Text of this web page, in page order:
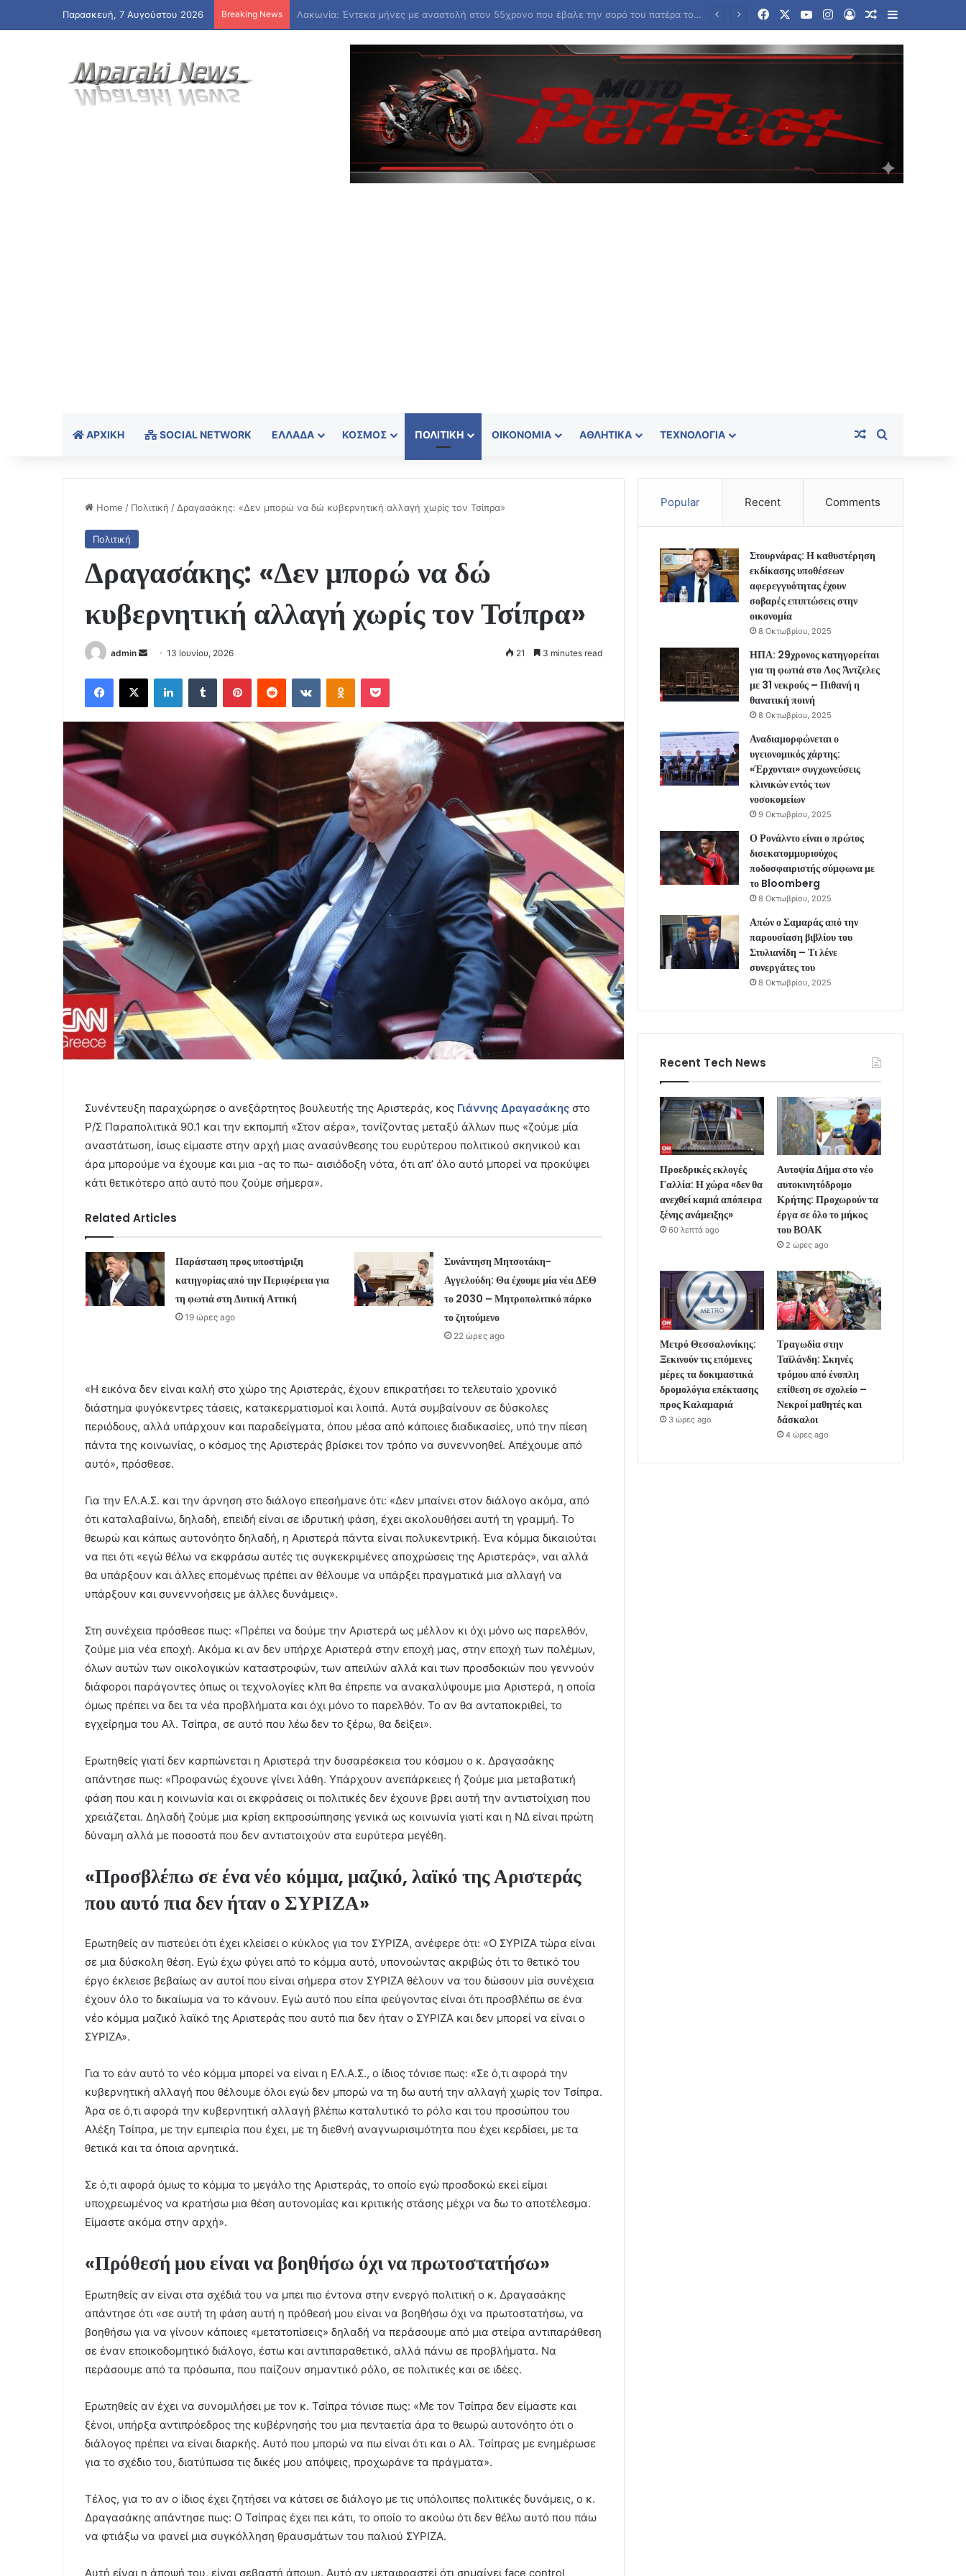
Παρασκευή, 7 Αυγούστου 2026 Breaking News Προεδρικές εκλογές Γαλλία: Η χώρα «δεν θα ανεχθεί καμιά απόπειρα ξένης ανάμειξης» FacebookYouTubeInstagram
Log InRandom Article
Sidebar
ΑΡΧΙΚΉ SOCIAL NETWORK ΕΛΛΆΔΑ ΚΌΣΜΟΣ ΠΟΛΙΤΙΚΉ ΟΙΚΟΝΟΜΊΑ ΑΘΛΗΤΙΚΆ ΤΕΧΝΟΛΟΓΊΑ Random Article
Home / Πολιτική / Δραγασάκης: «Δεν μπορώ να δώ κυβερνητική αλλαγή χωρίς τον Τσίπρα»
Πολιτική
Δραγασάκης: «Δεν μπορώ να δώ
κυβερνητική αλλαγή χωρίς τον Τσίπρα»
admin
Send
email
13 Ιουνίου, 2026 21 3 minutes read
Facebook
X LinkedInTumblr PinterestReddit VKontakteOdnoklassniki
Pocket
Συνέντευξη παραχώρησε ο ανεξάρτητος βουλευτής της Αριστεράς, κος Γιάννης Δραγασάκης στο
Ρ/Σ Παραπολιτικά 90.1 και την εκπομπή «Στον αέρα», τονίζοντας μεταξύ άλλων πως «ζούμε μία
αναστάτωση, ίσως είμαστε στην αρχή μιας ανασύνθεσης του ευρύτερου πολιτικού σκηνικού και
άρα μπορούμε να έχουμε και μια -ας το πω- αισιόδοξη νότα, ότι απ’ όλο αυτό μπορεί να προκύψει
κάτι θετικότερο από αυτό που ζούμε σήμερα».
Related Articles
Παράσταση προς υποστήριξη
κατηγορίας από την Περιφέρεια για
τη φωτιά στη Δυτική Αττική
19 ώρες ago
Συνάντηση Μητσοτάκη-
Αγγελούδη: Θα έχουμε μία νέα ΔΕΘ
το 2030 – Μητροπολιτικό πάρκο
το ζητούμενο
22 ώρες ago
«Η εικόνα δεν είναι καλή στο χώρο της Αριστεράς, έχουν επικρατήσει το τελευταίο χρονικό
διάστημα φυγόκεντρες τάσεις, κατακερματισμοί και λοιπά. Αυτά συμβαίνουν σε δύσκολες
περιόδους, αλλά υπάρχουν και παραδείγματα, όπου μέσα από κάποιες διαδικασίες, υπό την πίεση
πάντα της κοινωνίας, ο κόσμος της Αριστεράς βρίσκει τον τρόπο να συνεννοηθεί. Απέχουμε από
αυτό», πρόσθεσε.
Για την ΕΛ.Α.Σ. και την άρνηση στο διάλογο επεσήμανε ότι: «Δεν μπαίνει στον διάλογο ακόμα, από
ότι καταλαβαίνω, δηλαδή, επειδή είναι σε ιδρυτική φάση, έχει ακολουθήσει αυτή τη γραμμή. Το
θεωρώ και κάπως αυτονόητο δηλαδή, η Αριστερά πάντα είναι πολυκεντρική. Ένα κόμμα δικαιούται
να πει ότι «εγώ θέλω να εκφράσω αυτές τις συγκεκριμένες αποχρώσεις της Αριστεράς», ναι αλλά
θα υπάρξουν και άλλες επομένως πρέπει αν θέλουμε να υπάρξει πραγματικά μια αλλαγή να
υπάρξουν και συνεννοήσεις με άλλες δυνάμεις».
Στη συνέχεια πρόσθεσε πως: «Πρέπει να δούμε την Αριστερά ως μέλλον κι όχι μόνο ως παρελθόν,
ζούμε μια νέα εποχή. Ακόμα κι αν δεν υπήρχε Αριστερά στην εποχή μας, στην εποχή των πολέμων,
όλων αυτών των οικολογικών καταστροφών, των απειλών αλλά και των προσδοκιών που γεννούν
διάφοροι παράγοντες όπως οι τεχνολογίες κλπ θα έπρεπε να ανακαλύψουμε μια Αριστερά, η οποία
όμως πρέπει να δει τα νέα προβλήματα και όχι μόνο το παρελθόν. Το αν θα ανταποκριθεί, το
εγχείρημα του Αλ. Τσίπρα, σε αυτό που λέω δεν το ξέρω, θα δείξει».
Ερωτηθείς γιατί δεν καρπώνεται η Αριστερά την δυσαρέσκεια του κόσμου ο κ. Δραγασάκης
απάντησε πως: «Προφανώς έχουνε γίνει λάθη. Υπάρχουν ανεπάρκειες ή ζούμε μια μεταβατική
φάση που και η κοινωνία και οι εκφράσεις οι πολιτικές δεν έχουνε βρει αυτή την αντιστοίχιση που
χρειάζεται. Δηλαδή ζούμε μια κρίση εκπροσώπησης γενικά ως κοινωνία γιατί και η ΝΔ είναι πρώτη
δύναμη αλλά με ποσοστά που δεν αντιστοιχούν στα ευρύτερα μεγέθη.
«Προσβλέπω σε ένα νέο κόμμα, μαζικό, λαϊκό της Αριστεράς
που αυτό πια δεν ήταν ο ΣΥΡΙΖΑ»
Ερωτηθείς αν πιστεύει ότι έχει κλείσει ο κύκλος για τον ΣΥΡΙΖΑ, ανέφερε ότι: «Ο ΣΥΡΙΖΑ τώρα είναι
σε μια δύσκολη θέση. Εγώ έχω φύγει από το κόμμα αυτό, υπονοώντας ακριβώς ότι το θετικό του
έργο έκλεισε βεβαίως αν αυτοί που είναι σήμερα στον ΣΥΡΙΖΑ θέλουν να του δώσουν μία συνέχεια
έχουν όλο το δικαίωμα να το κάνουν. Εγώ αυτό που είπα φεύγοντας είναι ότι προσβλέπω σε ένα
νέο κόμμα μαζικό λαϊκό της Αριστεράς που αυτό πια δεν ήταν ο ΣΥΡΙΖΑ και δεν μπορεί να είναι ο
ΣΥΡΙΖΑ».
Για το εάν αυτό το νέο κόμμα μπορεί να είναι η ΕΛ.Α.Σ., ο ίδιος τόνισε πως: «Σε ό,τι αφορά την
κυβερνητική αλλαγή που θέλουμε όλοι εγώ δεν μπορώ να τη δω αυτή την αλλαγή χωρίς τον Τσίπρα.
Άρα σε ό,τι αφορά την κυβερνητική αλλαγή βλέπω καταλυτικό το ρόλο και του προσώπου του
Αλέξη Τσίπρα, με την εμπειρία που έχει, με τη διεθνή αναγνωρισιμότητα που έχει κερδίσει, με τα
θετικά και τα όποια αρνητικά.
Σε ό,τι αφορά όμως το κόμμα το μεγάλο της Αριστεράς, το οποίο εγώ προσδοκώ εκεί είμαι
υποχρεωμένος να κρατήσω μια θέση αυτονομίας και κριτικής στάσης μέχρι να δω το αποτέλεσμα.
Είμαστε ακόμα στην αρχή».
«Πρόθεσή μου είναι να βοηθήσω όχι να πρωτοστατήσω»
Ερωτηθείς αν είναι στα σχέδιά του να μπει πιο έντονα στην ενεργό πολιτική ο κ. Δραγασάκης
απάντησε ότι «σε αυτή τη φάση αυτή η πρόθεσή μου είναι να βοηθήσω όχι να πρωτοστατήσω, να
βοηθήσω για να γίνουν κάποιες «μετατοπίσεις» δηλαδή να περάσουμε από μια στείρα αντιπαράθεση
σε έναν εποικοδομητικό διάλογο, έστω και αντιπαραθετικό, αλλά πάνω σε προβλήματα. Να
περάσουμε από τα πρόσωπα, που παίζουν σημαντικό ρόλο, σε πολιτικές και σε ιδέες.
Ερωτηθείς αν έχει να συνομιλήσει με τον κ. Τσίπρα τόνισε πως: «Με τον Τσίπρα δεν είμαστε και
ξένοι, υπήρξα αντιπρόεδρος της κυβέρνησής του μια πενταετία άρα το θεωρώ αυτονόητο ότι ο
διάλογος πρέπει να είναι διαρκής. Αυτό που μπορώ να πω είναι ότι και ο Αλ. Τσίπρας με ενημέρωσε
για το σχέδιο του, διατύπωσα τις δικές μου απόψεις, προχωράνε τα πράγματα».
Τέλος, για το αν ο ίδιος έχει ζητήσει να κάτσει σε διάλογο με τις υπόλοιπες πολιτικές δυνάμεις, ο κ.
Δραγασάκης απάντησε πως: Ο Τσίπρας έχει πει κάτι, το οποίο το ακούω ότι δεν θέλω αυτό που πάω
να φτιάξω να φανεί μια συγκόλληση θραυσμάτων του παλιού ΣΥΡΙΖΑ.
Αυτή είναι η άποψή του, είναι σεβαστή άποψη. Αυτό αν μεταφραστεί ότι σημαίνει face control
Popular Recent Comments
Στουρνάρας: Η καθυστέρηση
εκδίκασης υποθέσεων
αφερεγγυότητας έχουν
σοβαρές επιπτώσεις στην
οικονομία
8 Οκτωβρίου, 2025
ΗΠΑ: 29χρονος κατηγορείται
για τη φωτιά στο Λος Άντζελες
με 31 νεκρούς – Πιθανή η
θανατική ποινή
8 Οκτωβρίου, 2025
Αναδιαμορφώνεται ο
υγειονομικός χάρτης:
«Έρχονται» συγχωνεύσεις
κλινικών εντός των
νοσοκομείων
9 Οκτωβρίου, 2025
Ο Ρονάλντο είναι ο πρώτος
δισεκατομμυριούχος
ποδοσφαιριστής σύμφωνα με
το Bloomberg
8 Οκτωβρίου, 2025
Απών ο Σαμαράς από την
παρουσίαση βιβλίου του
Στυλιανίδη – Τι λένε
συνεργάτες του
8 Οκτωβρίου, 2025
Recent Tech News
Προεδρικές εκλογές
Γαλλία: Η χώρα «δεν θα
ανεχθεί καμιά απόπειρα
ξένης ανάμειξης»
60 λεπτά ago
Αυτοψία Δήμα στο νέο
αυτοκινητόδρομο
Κρήτης: Προχωρούν τα
έργα σε όλο το μήκος
του ΒΟΑΚ
2 ώρες ago
Μετρό Θεσσαλονίκης:
Ξεκινούν τις επόμενες
μέρες τα δοκιμαστικά
δρομολόγια επέκτασης
προς Καλαμαριά
3 ώρες ago
Τραγωδία στην
Ταϊλάνδη: Σκηνές
τρόμου από ένοπλη
επίθεση σε σχολείο –
Νεκροί μαθητές και
δάσκαλοι
4 ώρες ago